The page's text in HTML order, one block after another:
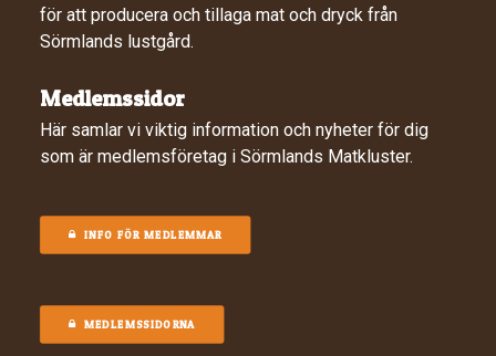
för att producera och tillaga mat och dryck från
Sörmlands lustgård.
Medlemssidor
Här samlar vi viktig information och nyheter för dig
som är medlemsföretag i Sörmlands Matkluster.
INFO FÖR MEDLEMMAR
MEDLEMSSIDORNA